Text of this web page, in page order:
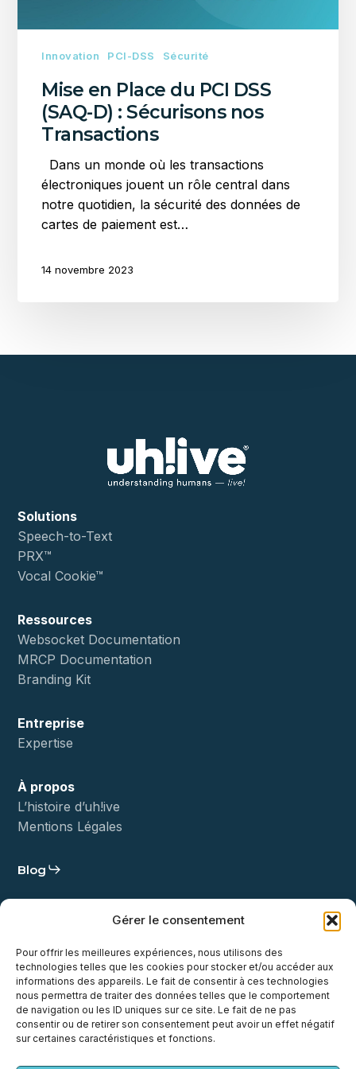
Gérer le consentement
Pour offrir les meilleures expériences, nous utilisons des
technologies telles que les cookies pour stocker et/ou accéder aux
informations des appareils. Le fait de consentir à ces technologies
nous permettra de traiter des données telles que le comportement
de navigation ou les ID uniques sur ce site. Le fait de ne pas
consentir ou de retirer son consentement peut avoir un effet négatif
sur certaines caractéristiques et fonctions.
Innovation PCI-DSS Sécurité
Mise en Place du PCI DSS
(SAQ-D) : Sécurisons nos
Transactions
Dans un monde où les transactions
électroniques jouent un rôle central dans
notre quotidien, la sécurité des données de
cartes de paiement est…
14 novembre 2023
Solutions
Speech-to-Text
PRX™
Vocal Cookie™
Ressources
Websocket Documentation
MRCP Documentation
Branding Kit
Entreprise
Expertise
À propos
L’histoire d’uh!ive
Mentions Légales
Blog
Contact